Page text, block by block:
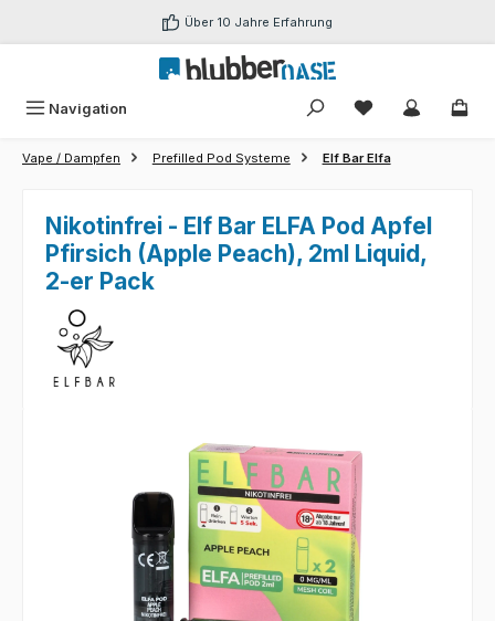
Zum Hauptinhalt springen Über 10 Jahre Erfahrung
Navigation Du hast 0
Vape / Dampfen Prefilled Pod Systeme Elf Bar Elfa
Nikotinfrei - Elf Bar ELFA Pod Apfel
Pfirsich (Apple Peach), 2ml Liquid,
2-er Pack
Bildergalerie überspringen